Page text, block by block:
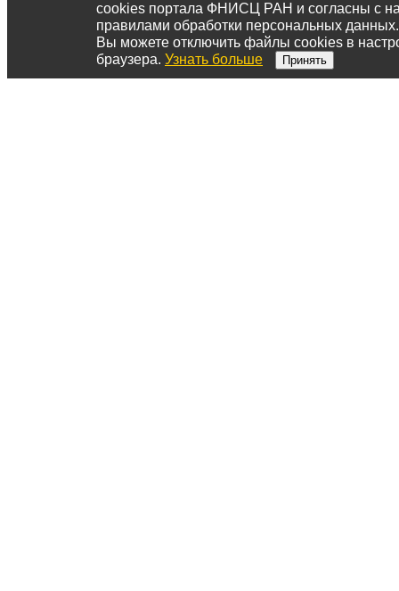
cookies портала ФНИСЦ РАН и согласны с
правилами обработки персональных данных.
Вы можете отключить файлы cookies в
браузера. Узнать больше Принять